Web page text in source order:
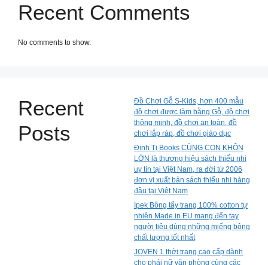
Recent Comments
No comments to show.
Recent
Posts
Đồ Chơi Gỗ S-Kids, hơn 400 mẫu
đồ chơi được làm bằng Gỗ, đồ chơi
thông minh, đồ chơi an toàn, đồ
chơi lắp ráp, đồ chơi giáo dục
Đinh Tị Books CÙNG CON KHÔN
LỚN là thương hiệu sách thiếu nhi
uy tín tại Việt Nam, ra đời từ 2006
đơn vị xuất bản sách thiếu nhi hàng
đầu tại Việt Nam
Ipek Bông tẩy trang 100% cotton tự
nhiên Made in EU mang đến tay
người tiêu dùng những miếng bông
chất lượng tốt nhất
JOVEN 1 thời trang cao cấp dành
cho phái nữ văn phòng cùng các